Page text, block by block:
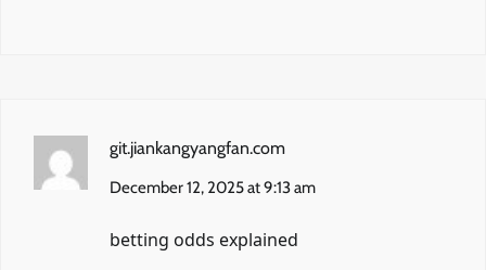
git.jiankangyangfan.com
December 12, 2025 at 9:13 am
betting odds explained